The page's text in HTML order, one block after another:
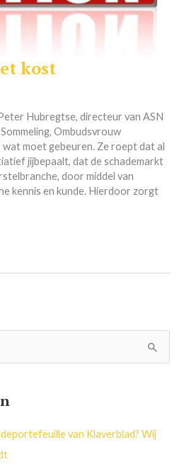
kost
Hubregtse, directeur van ASN
Ombudsvrouw
moet gebeuren. Ze roept dat al
jijbepaalt, dat de schademarkt
door middel van
kennis en kunde. Hierdoor zorgt
van Klaverblad? Wij